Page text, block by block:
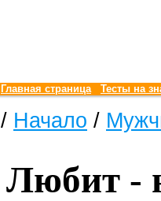
Главная страница Тесты на
/ Начало /
Любит -